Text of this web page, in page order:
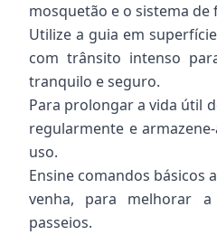
mosquetão e o sistema de
Utilize a guia em
com trânsito intenso
tranquilo e seguro.
Para prolongar a vida útil
regularmente e
uso.
Ensine comandos básicos
venha, para melhorar
passeios.